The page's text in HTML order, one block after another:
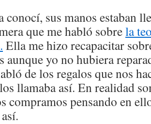
conocí, sus manos estaban
que me habló sobrela
Ella me hizo recapacitar
aunque yo no hubiera
de los regalos que nos
llamaba así. En realidad
compramos pensando en